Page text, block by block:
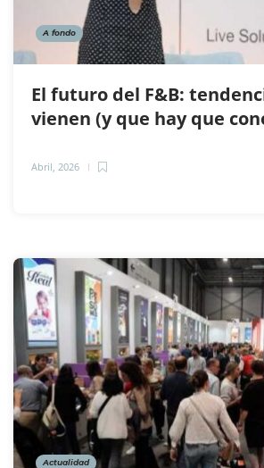
A fondo
El futuro del F&B:
vienen (y que hay que
Abril, 2026
Actualidad